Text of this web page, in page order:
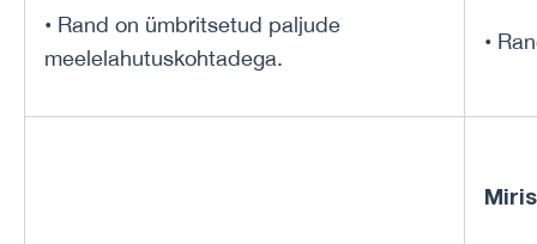
• Rand on ümbritsetud paljude
meelelahutuskohtadega.
•